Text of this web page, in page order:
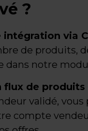
?
via
de produits,
dans notre
flux de
validé,
compte